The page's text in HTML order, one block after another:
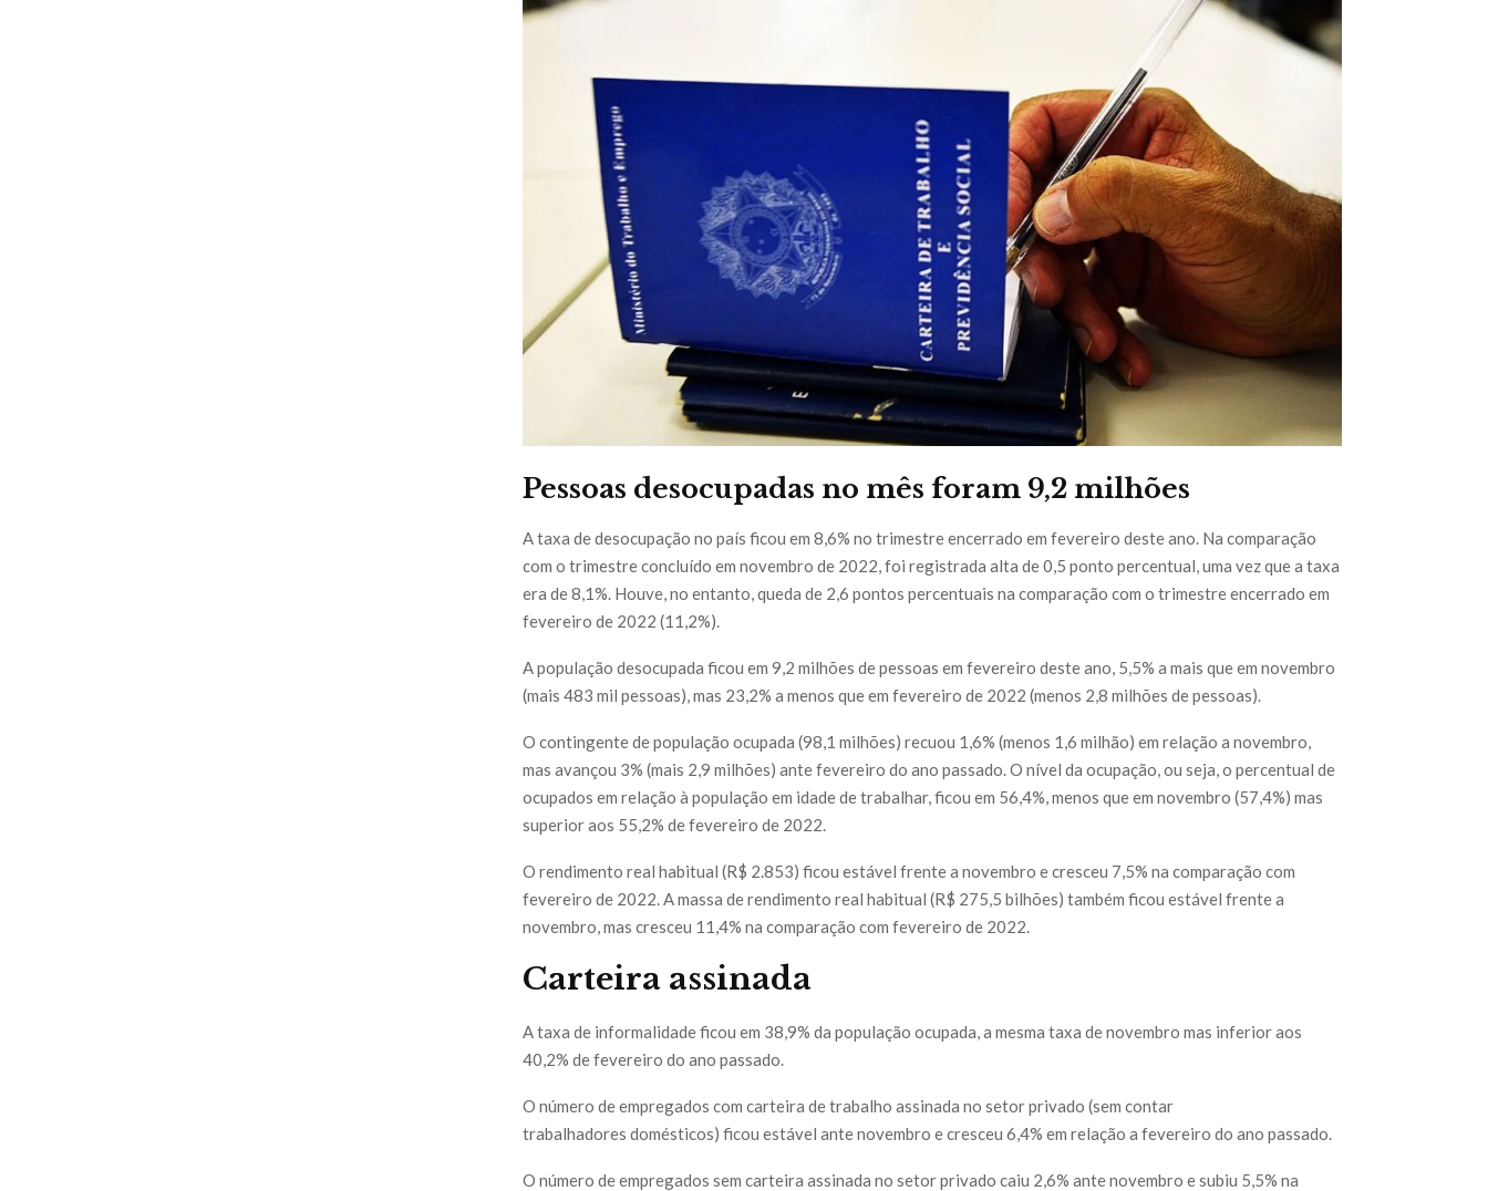
Pessoas desocupadas no mês foram 9,2 milhões
A taxa de desocupação no país ficou em 8,6% no trimestre encerrado em fevereiro deste ano. Na comparação
com o trimestre concluído em novembro de 2022, foi registrada alta de 0,5 ponto percentual, uma vez que a taxa
era de 8,1%. Houve, no entanto, queda de 2,6 pontos percentuais na comparação com o trimestre encerrado em
fevereiro de 2022 (11,2%).
A população desocupada ficou em 9,2 milhões de pessoas em fevereiro deste ano, 5,5% a mais que em novembro
(mais 483 mil pessoas), mas 23,2% a menos que em fevereiro de 2022 (menos 2,8 milhões de pessoas).
O contingente de população ocupada (98,1 milhões) recuou 1,6% (menos 1,6 milhão) em relação a novembro,
mas avançou 3% (mais 2,9 milhões) ante fevereiro do ano passado. O nível da ocupação, ou seja, o percentual de
ocupados em relação à população em idade de trabalhar, ficou em 56,4%, menos que em novembro (57,4%) mas
superior aos 55,2% de fevereiro de 2022.
O rendimento real habitual (R$ 2.853) ficou estável frente a novembro e cresceu 7,5% na comparação com
fevereiro de 2022. A massa de rendimento real habitual (R$ 275,5 bilhões) também ficou estável frente a
novembro, mas cresceu 11,4% na comparação com fevereiro de 2022.
Carteira assinada
A taxa de informalidade ficou em 38,9% da população ocupada, a mesma taxa de novembro mas inferior aos
40,2% de fevereiro do ano passado.
O número de empregados com carteira de trabalho assinada no setor privado (sem contar
trabalhadores domésticos) ficou estável ante novembro e cresceu 6,4% em relação a fevereiro do ano passado.
O número de empregados sem carteira assinada no setor privado caiu 2,6% ante novembro e subiu 5,5% na